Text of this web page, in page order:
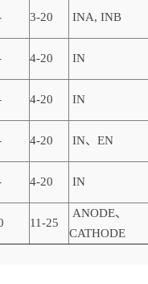
3-20 INA, INB
4-20 IN
4-20 IN
4-20 IN、EN
4-20 IN
11-25
ANODE、
CATHODE